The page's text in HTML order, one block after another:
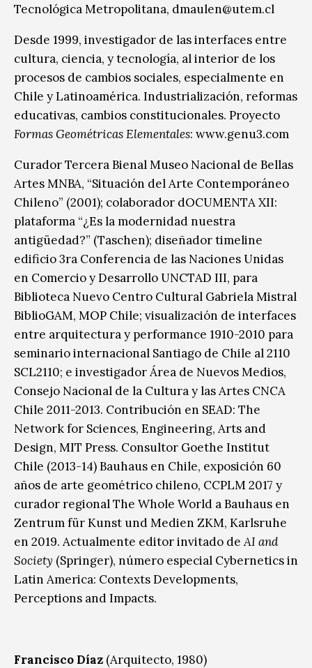
Tecnológica Metropolitana, dmaulen@utem.cl
Desde 1999, investigador de las interfaces entre
cultura, ciencia, y tecnología, al interior de los
procesos de cambios sociales, especialmente en
Chile y Latinoamérica. Industrialización, reformas
educativas, cambios constitucionales. Proyecto
Formas Geométricas Elementales: www.genu3.com
Curador Tercera Bienal Museo Nacional de Bellas
Artes MNBA, “Situación del Arte Contemporáneo
Chileno” (2001); colaborador dOCUMENTA XII:
plataforma “¿Es la modernidad nuestra
antigüedad?” (Taschen); diseñador timeline
edificio 3ra Conferencia de las Naciones Unidas
en Comercio y Desarrollo UNCTAD III, para
Biblioteca Nuevo Centro Cultural Gabriela Mistral
BiblioGAM, MOP Chile; visualización de interfaces
entre arquitectura y performance 1910-2010 para
seminario internacional Santiago de Chile al 2110
SCL2110; e investigador Área de Nuevos Medios,
Consejo Nacional de la Cultura y las Artes CNCA
Chile 2011-2013. Contribución en SEAD: The
Network for Sciences, Engineering, Arts and
Design, MIT Press. Consultor Goethe Institut
Chile (2013-14) Bauhaus en Chile, exposición 60
años de arte geométrico chileno, CCPLM 2017 y
curador regional The Whole World a Bauhaus en
Zentrum für Kunst und Medien ZKM, Karlsruhe
en 2019. Actualmente editor invitado deAI and
Society (Springer), número especial Cybernetics in
Latin America: Contexts Developments,
Perceptions and Impacts.
Francisco Díaz (Arquitecto, 1980)